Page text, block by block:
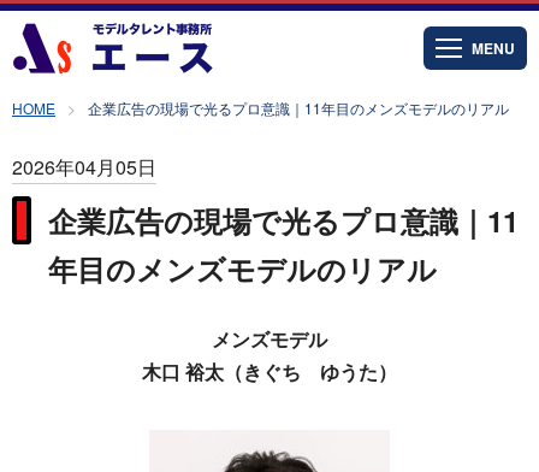
MENU
HOME 企業広告の現場で光るプロ意識｜11年目のメンズモデルのリアル
2026年04月05日
企業広告の現場で光るプロ意識｜11
年目のメンズモデルのリアル
メンズモデル
木口 裕太（きぐち ゆうた）